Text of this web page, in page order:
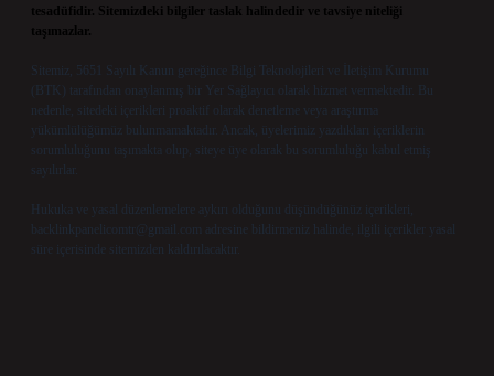
tesadüfidir. Sitemizdeki bilgiler taslak halindedir ve tavsiye niteliği
taşımazlar.
Sitemiz, 5651 Sayılı Kanun gereğince Bilgi Teknolojileri ve İletişim Kurumu
(BTK) tarafından onaylanmış bir Yer Sağlayıcı olarak hizmet vermektedir. Bu
nedenle, sitedeki içerikleri proaktif olarak denetleme veya araştırma
yükümlülüğümüz bulunmamaktadır. Ancak, üyelerimiz yazdıkları içeriklerin
sorumluluğunu taşımakta olup, siteye üye olarak bu sorumluluğu kabul etmiş
sayılırlar.
Hukuka ve yasal düzenlemelere aykırı olduğunu düşündüğünüz içerikleri,
backlinkpanelicomtr@gmail.com adresine bildirmeniz halinde, ilgili içerikler yasal
süre içerisinde sitemizden kaldırılacaktır.